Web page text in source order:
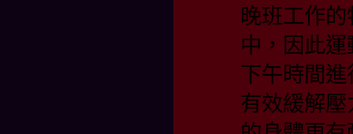
晚班工作
中，因此
下午時間
有效緩解